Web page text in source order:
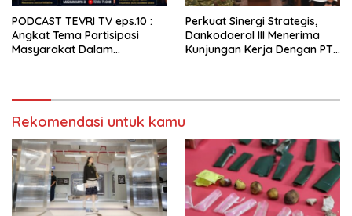
PODCAST TEVRI TV eps.10 :
Angkat Tema Partisipasi
Masyarakat Dalam
Perkuat Sinergi Strategis,
Dankodaeral III Menerima
Kunjungan Kerja Dengan PT
Rekomendasi untuk kamu